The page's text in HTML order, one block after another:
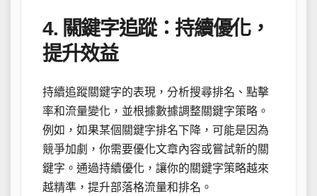
4. 關鍵字追蹤：持續優化，
提升效益
持續追蹤關鍵字的表現，分析搜尋排名、點擊
率和流量變化，並根據數據調整關鍵字策略。
例如，如果某個關鍵字排名下降，可能是因為
競爭加劇，你需要優化文章內容或嘗試新的關
鍵字。通過持續優化，讓你的關鍵字策略越來
越精準，提升部落格流量和排名。